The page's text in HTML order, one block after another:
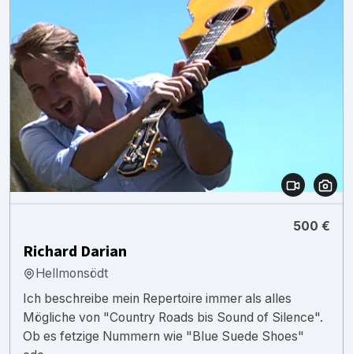
500 €
Richard Darian
Hellmonsödt
Ich beschreibe mein Repertoire immer als alles
Mögliche von "Country Roads bis Sound of Silence".
Ob es fetzige Nummern wie "Blue Suede Shoes"